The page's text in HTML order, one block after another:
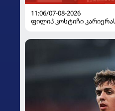
11:06/07-08-2026
ფილიპ კოსტიჩი